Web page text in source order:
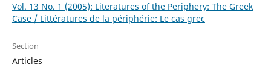
Vol. 13 No. 1 (2005): Literatures of the Periphery: The Greek
Case / Littératures de la périphérie: Le cas grec
Section
Articles